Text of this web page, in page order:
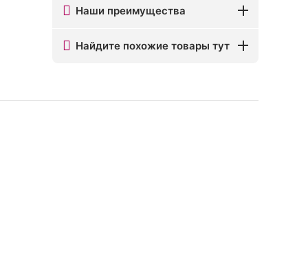
Наши преимущества
Найдите похожие товары тут